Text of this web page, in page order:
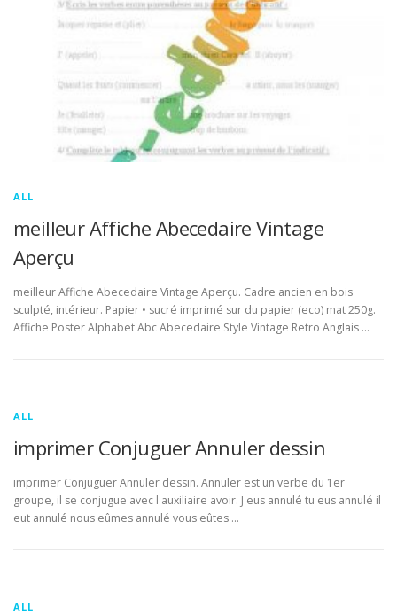
ALL
meilleur Affiche Abecedaire Vintage
Aperçu
meilleur Affiche Abecedaire Vintage Aperçu. Cadre ancien en bois
sculpté, intérieur. Papier • sucré imprimé sur du papier (eco) mat 250g.
Affiche Poster Alphabet Abc Abecedaire Style Vintage Retro Anglais …
ALL
imprimer Conjuguer Annuler dessin
imprimer Conjuguer Annuler dessin. Annuler est un verbe du 1er
groupe, il se conjugue avec l'auxiliaire avoir. J'eus annulé tu eus annulé il
eut annulé nous eûmes annulé vous eûtes …
ALL